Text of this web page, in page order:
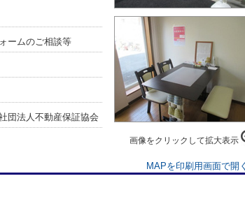
ムのご相談等
団法人不動産保証協会
画像をクリックして拡大表示
MAPを印刷用画面で開く